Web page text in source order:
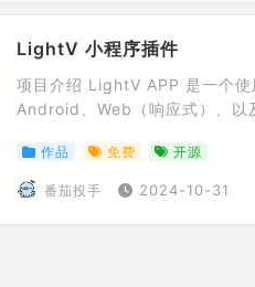
LightV 小程序插件
项目介绍 LightV APP 是一个
Android、Web（响应式）、
项目截图 主题配置 仓库 前
作品 免费 开源
番茄投手 2024-10-31